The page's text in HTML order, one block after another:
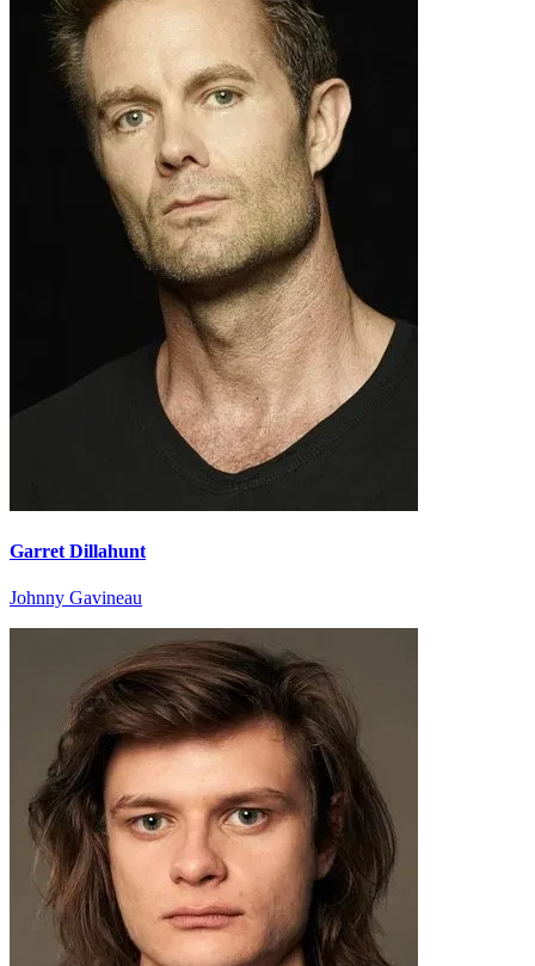
Garret Dillahunt
Johnny Gavineau